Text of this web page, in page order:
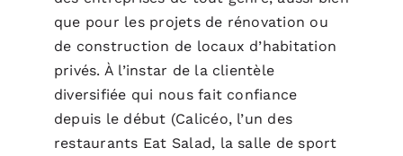
que pour les projets de rénovation ou
de construction de locaux d’habitation
privés. À l’instar de la clientèle
diversifiée qui nous fait confiance
depuis le début (Calicéo, l’un des
restaurants Eat Salad, la salle de sport